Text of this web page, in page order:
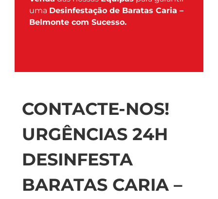
uma Desinfestação de Baratas Caria –
Belmonte com Sucesso.
CONTACTE-NOS!
URGÊNCIAS 24H
DESINFESTA
BARATAS CARIA –